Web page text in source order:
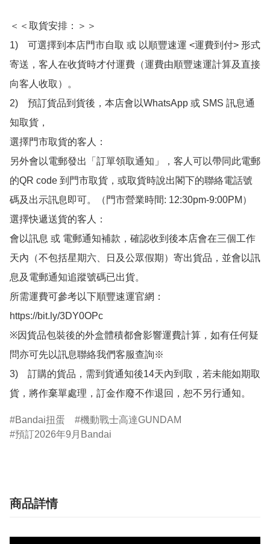
＜＜取貨安排：＞＞
1)　可選擇到本店門市自取 或 以順豐速運 <運費到付> 形式
寄送，客人在收貨時才付運費（運費由順豐速運計算及直接
向客人收取）。
2)　預訂貨品到貨後，本店會以WhatsApp 或 SMS 訊息通
知取貨，
選擇門市取貨的客人：
另外會以電郵發出「訂單領取通知」，客人可以帶同此電郵
的QR code 到門市取貨，或取貨時說出閣下的聯絡電話號
碼及出示訊息即可。（門市營業時間: 12:30pm-9:00PM）
選擇快遞送貨的客人：
會以訊息 或 電郵通知補款，確認收到後本店會在三個工作
天內（不包括星期六、日及公眾假期）寄出貨品，並會以訊
息及電郵通知追蹤號碼已出貨。
所需運費可參考以下順豐速運官網：
https://bit.ly/3DY0OPc
※因貨品包裝後的外盒體積都會影響運費計算，如有任何疑
問亦可先以訊息聯絡我們客服查詢※
3)　訂購的貨品，需到貨通知後14天內到取，若未能如期取
貨，將作棄單處理，訂金作廢不作退回，恕不另行通知。
Bandai扭蛋
機動戰士高達GUNDAM
預訂2026年9月Bandai
商品詳情